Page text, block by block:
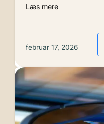
Læs mere
februar 17, 2026